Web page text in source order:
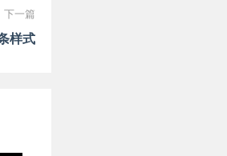
下一篇
样式